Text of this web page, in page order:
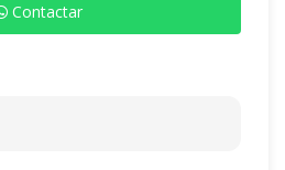
Contactar